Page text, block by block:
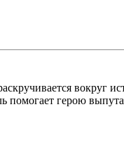
вокруг
герою